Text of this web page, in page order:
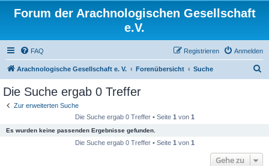
Forum der Arachnologischen Gesellschaft
e.V.
FAQ Anmelden
Registrieren
Arachnologische Gesellschaft e. V. Forenübersicht Suche
Die Suche ergab 0 Treffer
Zur erweiterten Suche
Die Suche ergab 0 Treffer • Seite 1 von 1
Es wurden keine passenden Ergebnisse gefunden.
Die Suche ergab 0 Treffer • Seite 1 von 1
Gehe zu